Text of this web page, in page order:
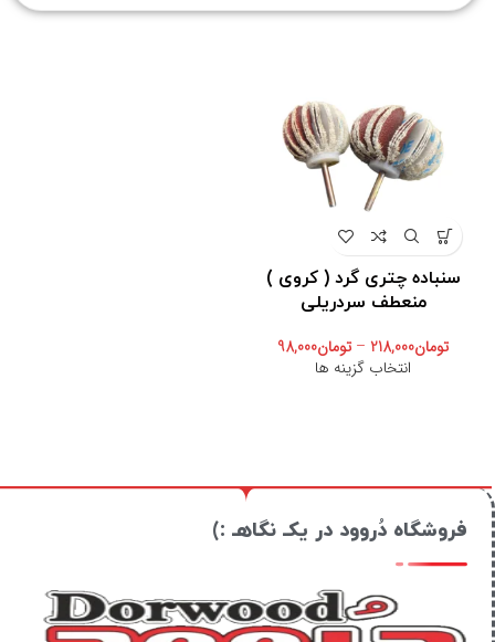
سنباده چتری گرد ( کروی )
منعطف سردریلی
تومان218,000
– تومان98,000
انتخاب گزینه ها
فروشگاه دُروود در یکـ نگاهـ :)